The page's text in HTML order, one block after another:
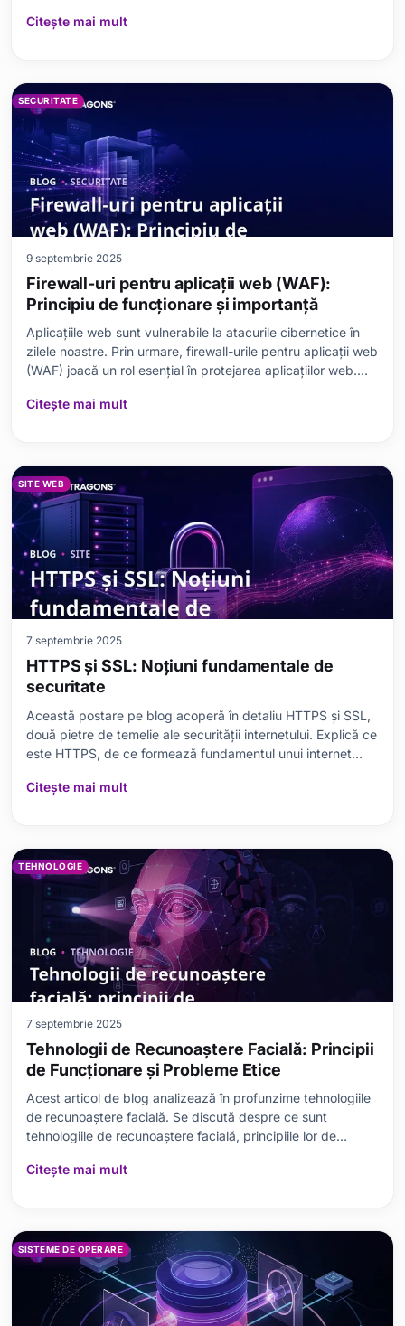
autentificarea cu doi factori și de ce ar trebui să o folosești
Citește mai mult
SECURITATE
9 septembrie 2025
Firewall-uri pentru aplicații web (WAF):
Principiu de funcționare și importanță
Aplicațiile web sunt vulnerabile la atacurile cibernetice în
zilele noastre. Prin urmare, firewall-urile pentru aplicații web
(WAF) joacă un rol esențial în protejarea aplicațiilor web.
principiile de funcționare, avantajele și dezavantajele WAF-
Citește mai mult
SITE WEB
7 septembrie 2025
HTTPS și SSL: Noțiuni fundamentale de
securitate
Această postare pe blog acoperă în detaliu HTTPS și SSL,
două pietre de temelie ale securității internetului. Explică ce
este HTTPS, de ce formează fundamentul unui internet
dintre HTTPS și SSL și oferă detalii tehnice despre modul în
Citește mai mult
TEHNOLOGIE
7 septembrie 2025
Tehnologii de Recunoaștere Facială: Principii
de Funcționare și Probleme Etice
Acest articol de blog analizează în profunzime tehnologiile
de recunoaștere facială. Se discută despre ce sunt
tehnologiile de recunoaștere facială, principiile lor de
asemenea, se subliniază domeniile de aplicare, provocările
Citește mai mult
SISTEME DE OPERARE